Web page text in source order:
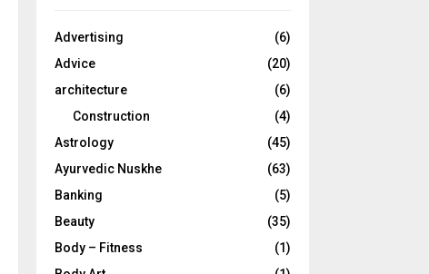
o
:
Advertising
(6)
Advice
(20)
architecture
(6)
Construction
(4)
Astrology
(45)
Ayurvedic Nuskhe
(63)
Banking
(5)
Beauty
(35)
Body – Fitness
(1)